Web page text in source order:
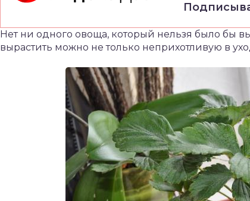
Нет ни одного овоща, который нельзя было бы
вырастить можно не только неприхотливую в